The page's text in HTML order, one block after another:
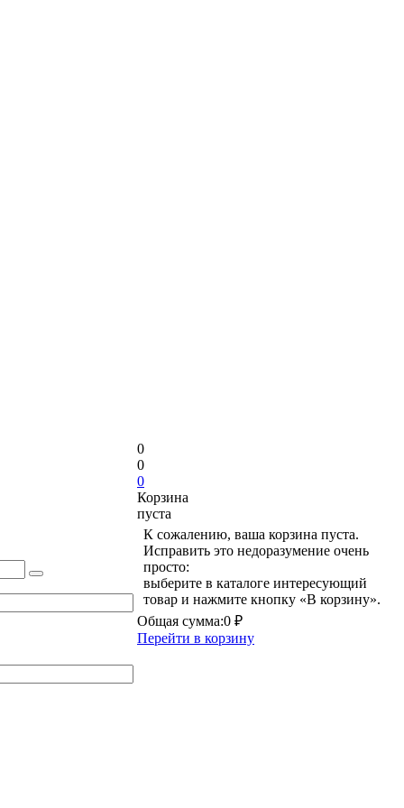
0
0
0
Корзина
пуста
К сожалению, ваша корзина пуста.
Исправить это недоразумение очень
просто:
выберите в каталоге интересующий
товар и нажмите кнопку «В корзину».
Общая сумма:0 ₽
Перейти в корзину